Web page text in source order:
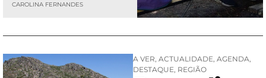
CAROLINA FERNANDES
A VER, ACTUALIDADE, AGENDA,
DESTAQUE, REGIÃO